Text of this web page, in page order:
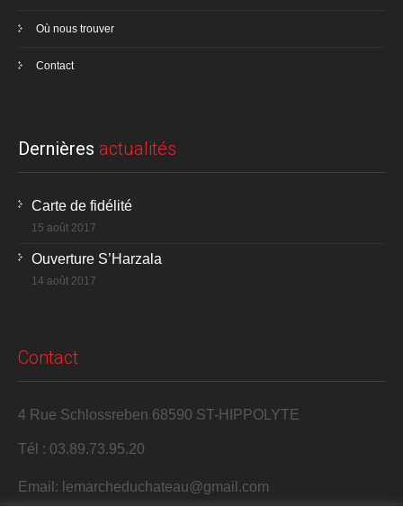
Où nous trouver
Contact
Dernières actualités
Carte de fidélité
15 août 2017
Ouverture S’Harzala
14 août 2017
Contact
4 Rue Schlossreben 68590 ST-HIPPOLYTE
Tél : 03.89.73.95.20
Email: lemarcheduchateau@gmail.com